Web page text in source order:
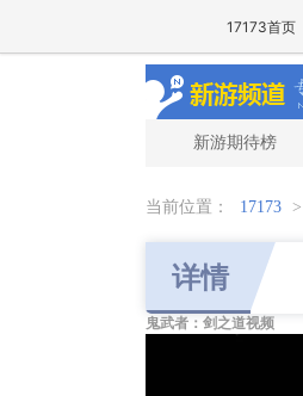
17173首页
新游期待榜
当前位置： 17173 >
详情
鬼武者：剑之道视频